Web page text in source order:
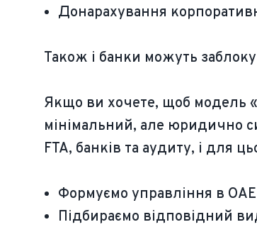
Донарахування
Також і банки можуть
Якщо ви хочете, щоб модель
мінімальний, але юридично
FTA, банків та аудиту, і для
Формуємо управління в
Підбираємо відповідний